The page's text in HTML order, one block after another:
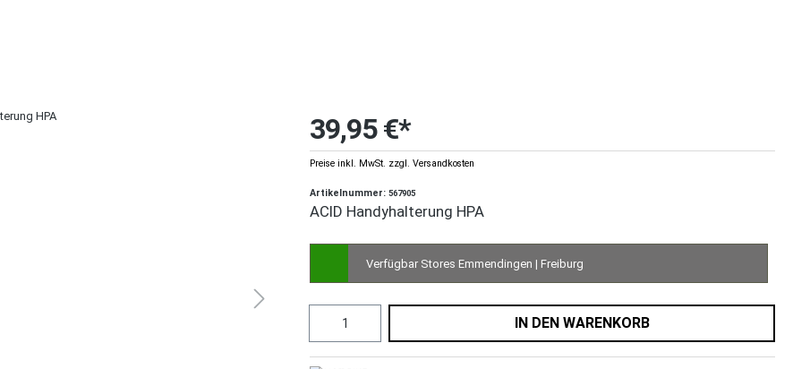
39,95 €*
Preise inkl. MwSt. zzgl. Versandkosten
Artikelnummer: 567905
ACID Handyhalterung HPA
Verfügbar Stores Emmendingen | Freiburg
IN DEN WARENKORB